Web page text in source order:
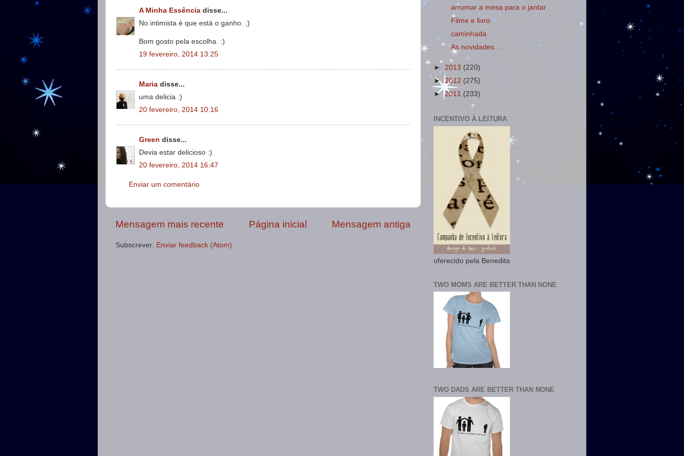
A Minha Essência disse...
No intimista é que está o ganho. ;)
Bom gosto pela escolha. :)
19 fevereiro, 2014 13:25
Maria disse...
uma delicia :)
20 fevereiro, 2014 10:16
Green disse...
Devia estar delicioso :)
20 fevereiro, 2014 16:47
Enviar um comentário
Mensagem mais recente Mensagem antiga
Página inicial
Subscrever: Enviar feedback (Atom)
arrumar a mesa para o jantar
Filme e livro
caminhada
As novidades....
► 2013 (220)
►2012 (275)
►2011 (233)
INCENTIVO À LEITURA
oferecido pela Benedita
TWO MOMS ARE BETTER THAN NONE
TWO DADS ARE BETTER THAN NONE